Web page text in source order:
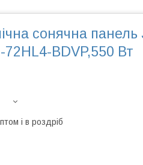
сонячна панель
BDVP,550 Вт
і в роздріб